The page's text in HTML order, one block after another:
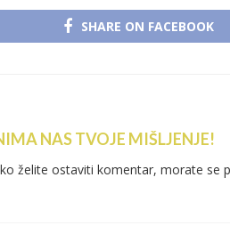
SHARE ON FACEBOOK
NAS TVOJE MIŠLJENJE!
želite ostaviti komentar, morate se